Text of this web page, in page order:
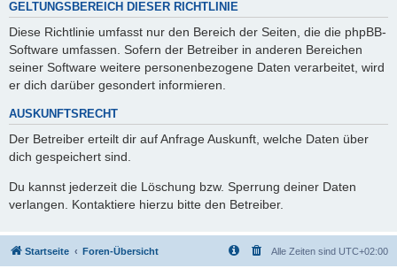
GELTUNGSBEREICH DIESER RICHTLINIE
Diese Richtlinie umfasst nur den Bereich der Seiten, die die phpBB-
Software umfassen. Sofern der Betreiber in anderen Bereichen
seiner Software weitere personenbezogene Daten verarbeitet, wird
er dich darüber gesondert informieren.
AUSKUNFTSRECHT
Der Betreiber erteilt dir auf Anfrage Auskunft, welche Daten über
dich gespeichert sind.
Du kannst jederzeit die Löschung bzw. Sperrung deiner Daten
verlangen. Kontaktiere hierzu bitte den Betreiber.
Startseite Foren-Übersicht Alle Zeiten sind UTC+02:00